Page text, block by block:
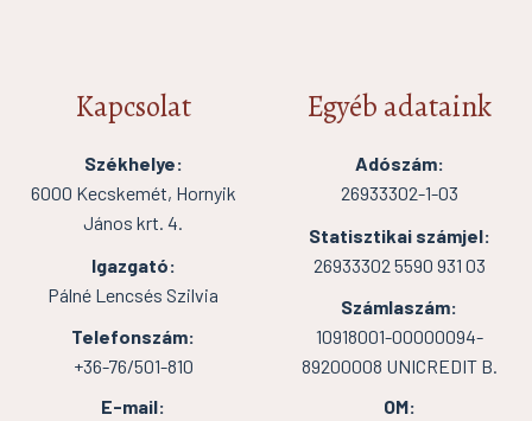
Kapcsolat
Székhelye:
6000 Kecskemét, Hornyik
János krt. 4.
Igazgató:
Pálné Lencsés Szilvia
Telefonszám:
+36-76/501-810
E-mail:
Egyéb adataink
Adószám:
26933302-1-03
Statisztikai számjel:
26933302 5590 931 03
Számlaszám:
10918001-00000094-
89200008 UNICREDIT B.
OM: